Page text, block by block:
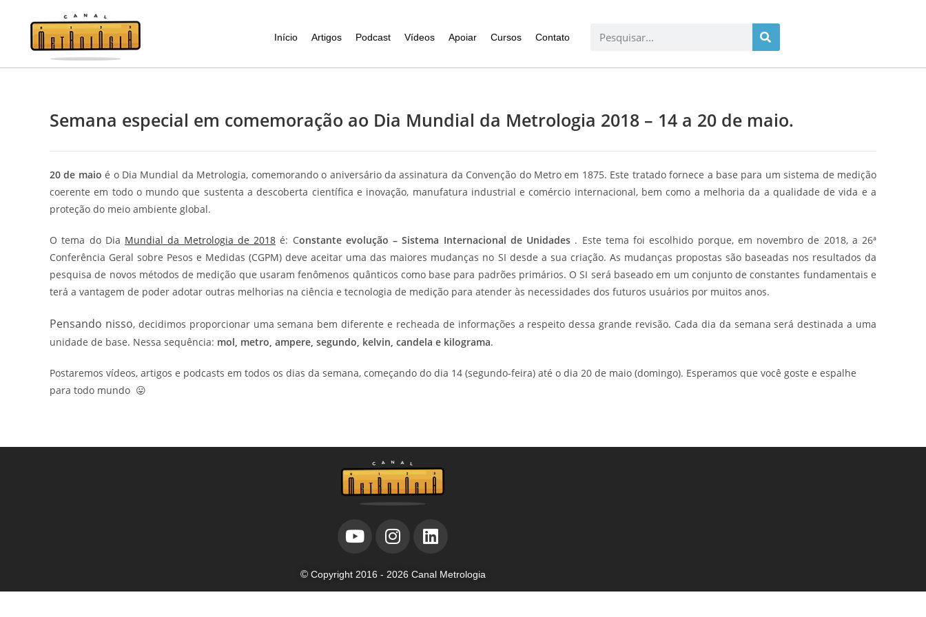
Início Artigos Podcast Vídeos Apoiar Cursos Contato
Semana especial em comemoração ao Dia Mundial da Metrologia 2018 – 14 a 20 de maio.
20 de maio é o Dia Mundial da Metrologia, comemorando o aniversário da assinatura da Convenção do Metro em 1875. Este tratado fornece a base para um sistema de medição
coerente em todo o mundo que sustenta a descoberta científica e inovação, manufatura industrial e comércio internacional, bem como a melhoria da a qualidade de vida e a
proteção do meio ambiente global.
O tema do Dia Mundial da Metrologia de 2018 é: Constante evolução – Sistema Internacional de Unidades . Este tema foi escolhido porque, em novembro de 2018, a 26ª
Conferência Geral sobre Pesos e Medidas (CGPM) deve aceitar uma das maiores mudanças no SI desde a sua criação. As mudanças propostas são baseadas nos resultados da
pesquisa de novos métodos de medição que usaram fenômenos quânticos como base para padrões primários. O SI será baseado em um conjunto de constantes fundamentais e
terá a vantagem de poder adotar outras melhorias na ciência e tecnologia de medição para atender às necessidades dos futuros usuários por muitos anos.
Pensando nisso, decidimos proporcionar uma semana bem diferente e recheada de informações a respeito dessa grande revisão. Cada dia da semana será destinada a uma
unidade de base. Nessa sequência: mol, metro, ampere, segundo, kelvin, candela e kilograma.
Postaremos vídeos, artigos e podcasts em todos os dias da semana, começando do dia 14 (segundo-feira) até o dia 20 de maio (domingo). Esperamos que você goste e espalhe
para todo mundo 😛
© Copyright 2016 - 2026 Canal Metrologia